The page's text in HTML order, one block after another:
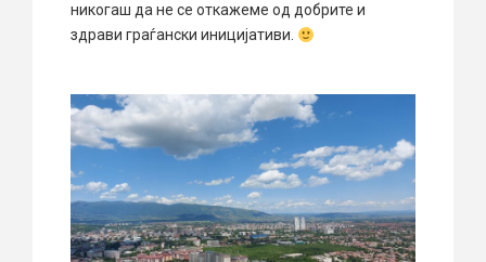
никогаш да не се откажеме од добрите и
здрави граѓански иницијативи.